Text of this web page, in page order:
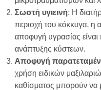
Σωστή υγιεινή: Η
περιοχή του κόκκυγα, η
αποφυγή υγρασίας είναι
ανάπτυξης κύστεων.
Αποφυγή
χρήση ειδικών
καθίσματος μπορούν να